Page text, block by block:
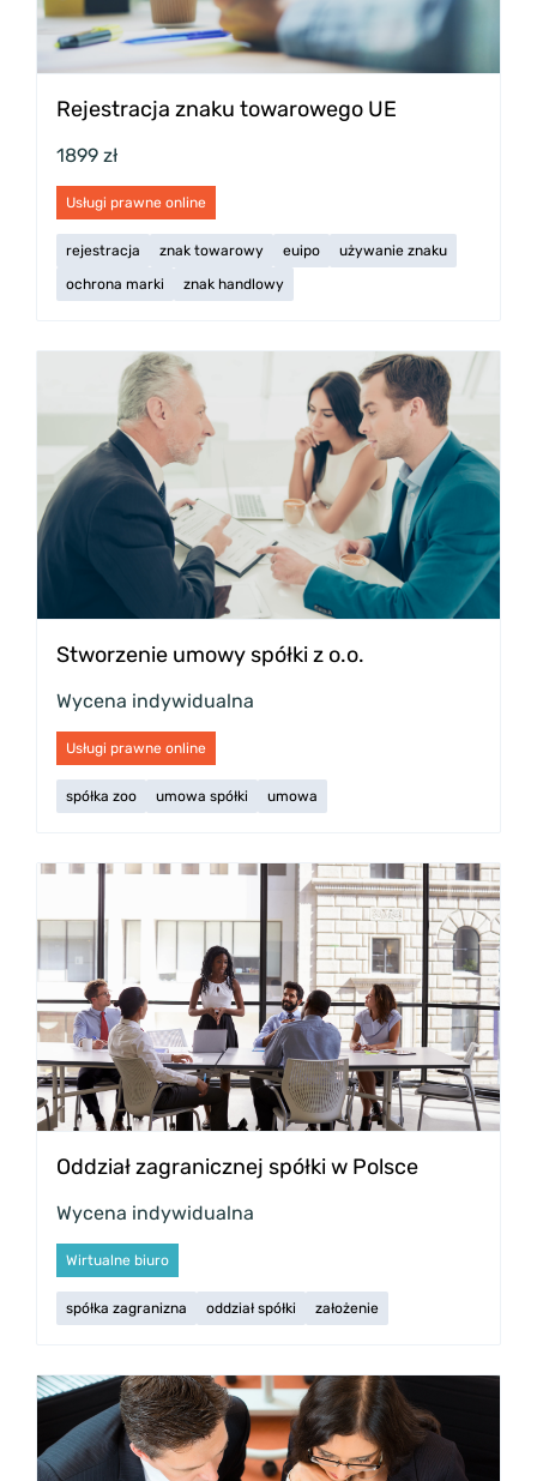
Rejestracja znaku towarowego UE
1899 zł
Usługi prawne online
rejestracja znak towarowy euipo
używanie znaku
ochrona marki
znak handlowy
Stworzenie umowy spółki z o.o.
Wycena indywidualna
Usługi prawne online
spółka zoo umowa spółki umowa
Oddział zagranicznej spółki w Polsce
Wycena indywidualna
Wirtualne biuro
spółka zagranizna oddział spółki założenie